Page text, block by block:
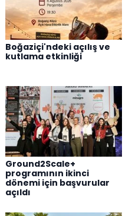
Boğaziçi'ndeki açılış ve
kutlama etkinliği
Ground2Scale+
programının ikinci
dönemi için başvurular
açıldı